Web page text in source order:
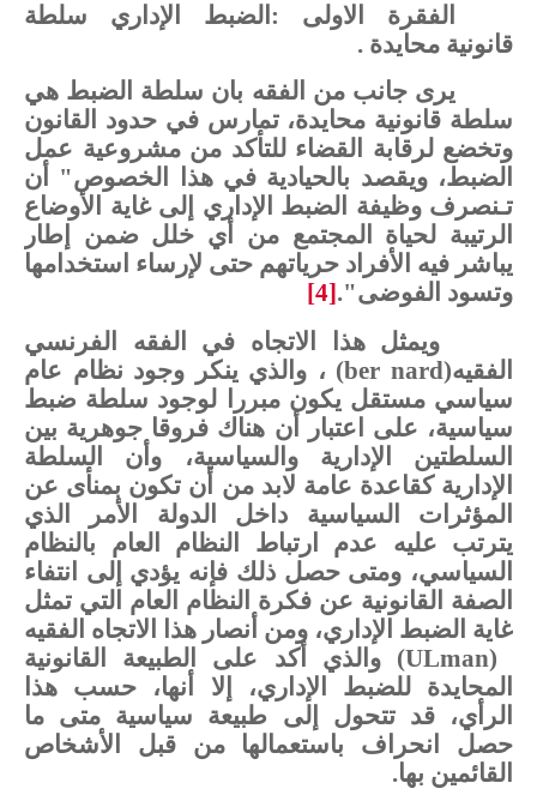
الفقرة الاولى : الضبط الإداري
سلطة
قانونية محايدة .
يری جانب من الفقه بان سلطة الضبط هي
سلطة قانونية محايدة، تمارس في حدود القانون
وتخضع لرقابة القضاء للتأكد من مشروعية عمل
الضبط، ويقصد بالحيادية في هذا الخصوص"
أن
تـنصرف وظيفة الضبط الإداري إلى غاية
الأوضاع
الرتيبة لحياة المجتمع من أي خلل ضمن
إطار
يباشر فيه الأفراد حرياتهم حتى لإرساء استخدامها
وتسود الفوضى".[4]
ويمثل هذا الاتجاه في الفقه
الفرنسي
الفقيه(ber nard) ، والذي ينكر وجود نظام عام
سياسي مستقل يكون مبررا لوجود سلطة ضبط
سياسية، على اعتبار أن هناك فروقا جوهرية بين
السلطتين
الإدارية والسياسية، وأن
السلطة
الإدارية كقاعدة عامة لابد من أن تكون بمنأى عن
المؤثرات
السياسية داخل الدولة الأمر
الذي
يترتب عليه عدم ارتباط النظام العام
بالنظام
السياسي، ومتى حصل ذلك فإنه يؤدي إلى
انتفاء
الصفة القانونية عن فكرة النظام العام التي تمثل
غاية الضبط الإداري، ومن أنصار هذا الاتجاه الفقيه
(ULman) والذي أكد على الطبيعة
القانونية
المحايدة للضبط الإداري، إلا أنها، حسب هذا
الرأي، قد تتحول إلى طبيعة سياسية متى ما
حصل
انحراف باستعمالها من قبل
الأشخاص
القائمين بها.